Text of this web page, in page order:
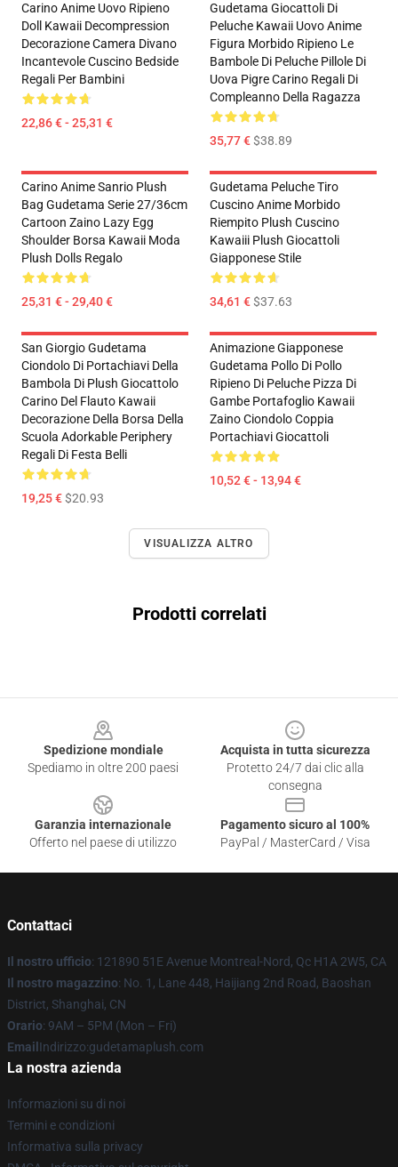
Carino Anime Uovo Ripieno
Doll Kawaii Decompression
Decorazione Camera Divano
Incantevole Cuscino Bedside
Regali Per Bambini
22,86 € - 25,31 €
Gudetama Giocattoli Di
Peluche Kawaii Uovo Anime
Figura Morbido Ripieno Le
Bambole Di Peluche Pillole Di
Uova Pigre Carino Regali Di
Compleanno Della Ragazza
35,77 €$38.89
Carino Anime Sanrio Plush
Bag Gudetama Serie 27/36cm
Cartoon Zaino Lazy Egg
Shoulder Borsa Kawaii Moda
Plush Dolls Regalo
25,31 € - 29,40 €
Gudetama Peluche Tiro
Cuscino Anime Morbido
Riempito Plush Cuscino
Kawaiii Plush Giocattoli
Giapponese Stile
34,61 €$37.63
San Giorgio Gudetama
Ciondolo Di Portachiavi Della
Bambola Di Plush Giocattolo
Carino Del Flauto Kawaii
Decorazione Della Borsa Della
Scuola Adorkable Periphery
Regali Di Festa Belli
19,25 €$20.93
Animazione Giapponese
Gudetama Pollo Di Pollo
Ripieno Di Peluche Pizza Di
Gambe Portafoglio Kawaii
Zaino Ciondolo Coppia
Portachiavi Giocattoli
10,52 € - 13,94 €
VISUALIZZA ALTRO
Prodotti correlati
Spedizione mondiale
Spediamo in oltre 200 paesi
Acquista in tutta sicurezza
Protetto 24/7 dai clic alla
consegna
Garanzia internazionale
Offerto nel paese di utilizzo
Pagamento sicuro al 100%
PayPal / MasterCard / Visa
Contattaci
Il nostro ufficio: 121890 51E Avenue Montreal-Nord, Qc H1A 2W5, CA
Il nostro magazzino: No. 1, Lane 448, Haijiang 2nd Road, Baoshan
District, Shanghai, CN
Orario: 9AM – 5PM (Mon – Fri)
Email Indirizzo:gudetamaplush.com
La nostra azienda
Informazioni su di noi
Termini e condizioni
Informativa sulla privacy